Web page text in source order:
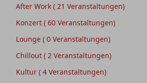
After Work ( 21 Veranstaltungen)
Konzert ( 60 Veranstaltungen)
Lounge ( 0 Veranstaltungen)
Chillout ( 2 Veranstaltungen)
Kultur ( 4 Veranstaltungen)